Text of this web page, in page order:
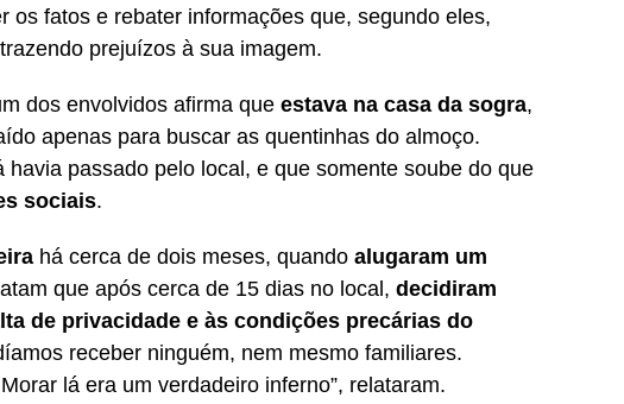
fatos e rebater informações que, segundo eles,
prejuízos à sua imagem.
dos envolvidos afirma que estava na casa da sogra,
apenas para buscar as quentinhas do almoço.
passado pelo local, e que somente soube do que
sociais.
há cerca de dois meses, quando alugaram um
que após cerca de 15 dias no local, decidiram
de privacidade e às condições precárias do
receber ninguém, nem mesmo familiares.
lá era um verdadeiro inferno”, relataram.